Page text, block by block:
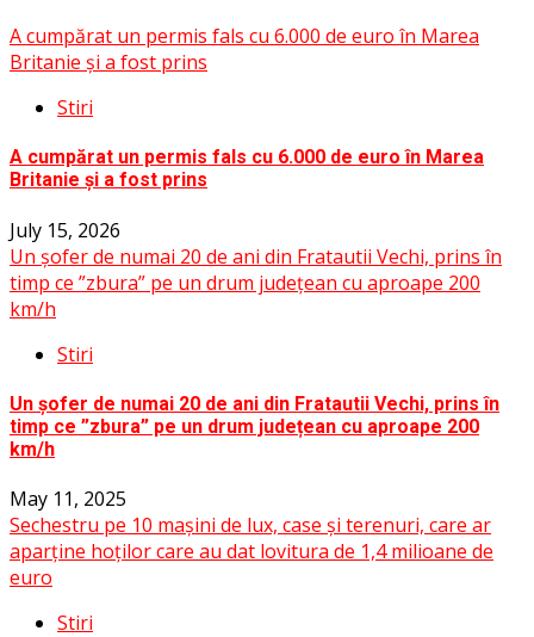
A cumpărat un permis fals cu 6.000 de euro în Marea
Britanie și a fost prins
Stiri
A cumpărat un permis fals cu 6.000 de euro în Marea
Britanie și a fost prins
July 15, 2026
Un șofer de numai 20 de ani din Fratautii Vechi, prins în
timp ce ”zbura” pe un drum județean cu aproape 200
km/h
Stiri
Un șofer de numai 20 de ani din Fratautii Vechi, prins în
timp ce ”zbura” pe un drum județean cu aproape 200
km/h
May 11, 2025
Sechestru pe 10 mașini de lux, case și terenuri, care ar
aparține hoților care au dat lovitura de 1,4 milioane de
euro
Stiri